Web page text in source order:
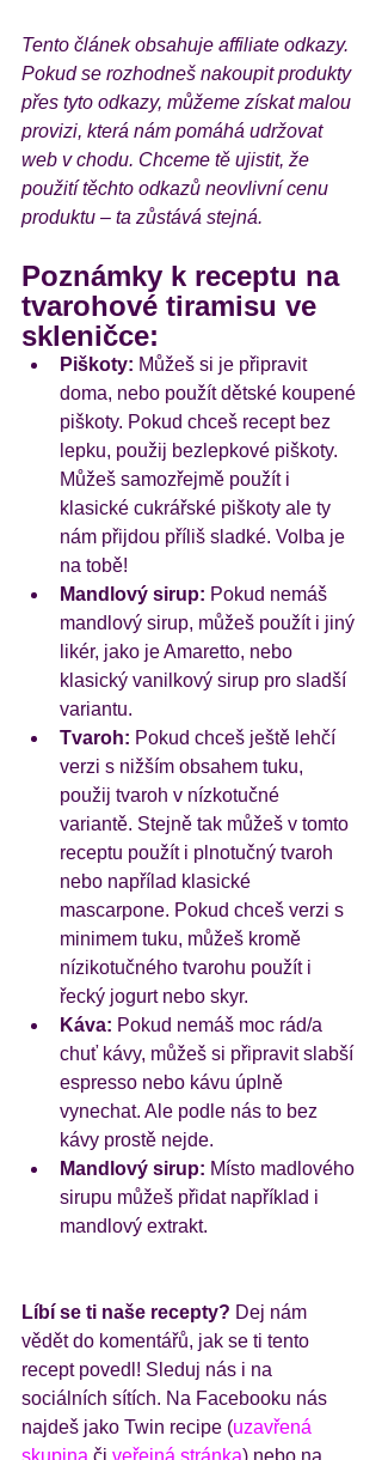
Tento článek obsahuje affiliate odkazy.
Pokud se rozhodneš nakoupit produkty
přes tyto odkazy, můžeme získat malou
provizi, která nám pomáhá udržovat
web v chodu. Chceme tě ujistit, že
použití těchto odkazů neovlivní cenu
produktu – ta zůstává stejná.
Poznámky k receptu na
tvarohové tiramisu ve
skleničce:
Piškoty: Můžeš si je připravit
doma, nebo použít dětské koupené
piškoty. Pokud chceš recept bez
lepku, použij bezlepkové piškoty.
Můžeš samozřejmě použít i
klasické cukrářské piškoty ale ty
nám přijdou příliš sladké. Volba je
na tobě!
Mandlový sirup: Pokud nemáš
mandlový sirup, můžeš použít i jiný
likér, jako je Amaretto, nebo
klasický vanilkový sirup pro sladší
variantu.
Tvaroh: Pokud chceš ještě lehčí
verzi s nižším obsahem tuku,
použij tvaroh v nízkotučné
variantě. Stejně tak můžeš v tomto
receptu použít i plnotučný tvaroh
nebo napřílad klasické
mascarpone. Pokud chceš verzi s
minimem tuku, můžeš kromě
nízikotučného tvarohu použít i
řecký jogurt nebo skyr.
Káva: Pokud nemáš moc rád/a
chuť kávy, můžeš si připravit slabší
espresso nebo kávu úplně
vynechat. Ale podle nás to bez
kávy prostě nejde.
Mandlový sirup: Místo madlového
sirupu můžeš přidat například i
mandlový extrakt.
Líbí se ti naše recepty? Dej nám
vědět do komentářů, jak se ti tento
recept povedl! Sleduj nás i na
sociálních sítích. Na Facebooku nás
najdeš jako Twin recipe (uzavřená
skupina či veřejná stránka) nebo na